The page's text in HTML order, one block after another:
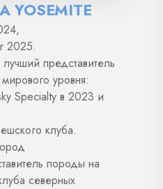
YOSEMITE
2025.
представитель
уровня:
Specialty в 2023 и
клуба.
породы на
северных